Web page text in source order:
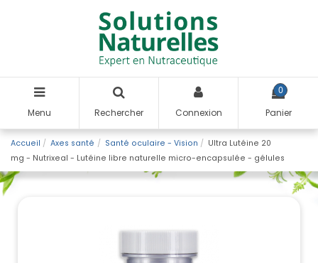
Menu Rechercher Connexion
0
Panier
Accueil Axes santé Santé oculaire - Vision
Ultra Lutéine 20
mg - Nutrixeal - Lutéine libre naturelle micro-encapsulée - gélules